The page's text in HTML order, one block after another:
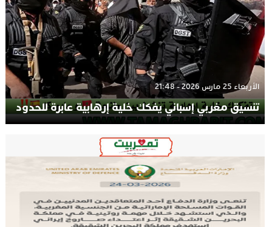
الأربعاء 25 مارس 2026 - 21:48
تنسيق مغربي إسباني يفكك خلية إرهابية عابرة للحدود